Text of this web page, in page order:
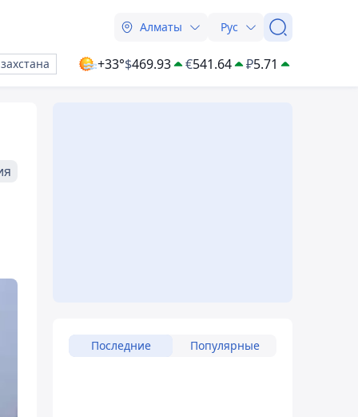
Алматы Рус
+33°$469.93 €541.64 ₽5.71
Последние Популярные